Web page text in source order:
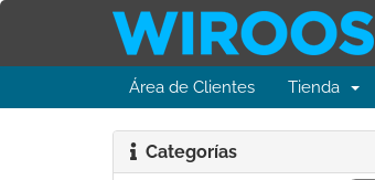
Área de Clientes Tienda
Categorías